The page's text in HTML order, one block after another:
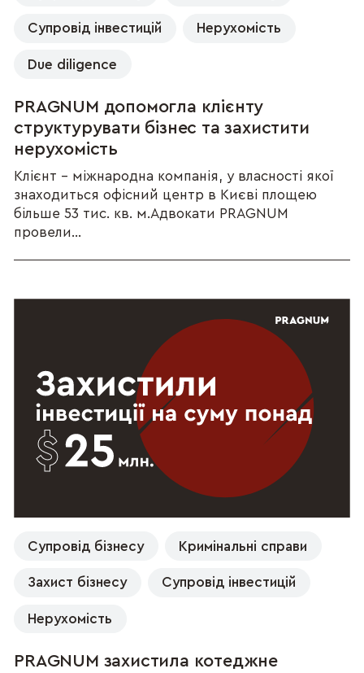
Супровід інвестицій Нерухомість
Due diligence
PRAGNUM допомогла клієнту
структурувати бізнес та захистити
нерухомість
Клієнт – міжнародна компанія, у власності якої
знаходиться офісний центр в Києві площею
більше 53 тис. кв. м.Адвокати PRAGNUM
провели...
Супровід бізнесу Кримінальні справи
Захист бізнесу Супровід інвестицій
Нерухомість
PRAGNUM захистила котеджне